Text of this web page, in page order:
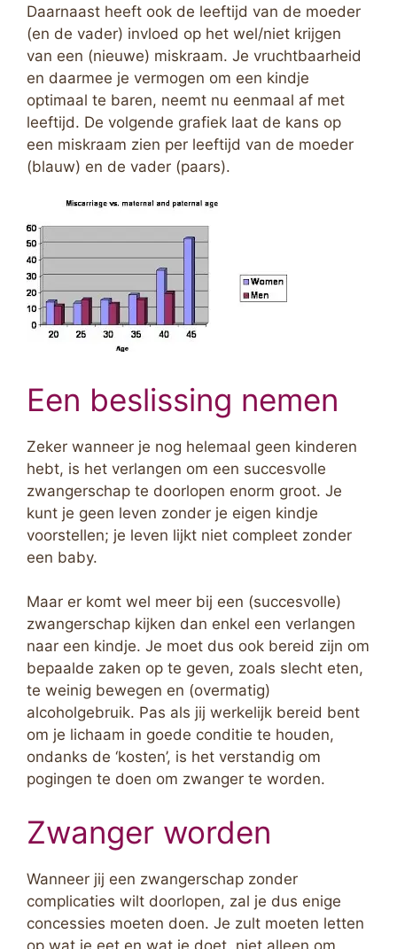
Daarnaast heeft ook de leeftijd van de moeder
(en de vader) invloed op het wel/niet krijgen
van een (nieuwe) miskraam. Je vruchtbaarheid
en daarmee je vermogen om een kindje
optimaal te baren, neemt nu eenmaal af met
leeftijd. De volgende grafiek laat de kans op
een miskraam zien per leeftijd van de moeder
(blauw) en de vader (paars).
Een beslissing nemen
Zeker wanneer je nog helemaal geen kinderen
hebt, is het verlangen om een succesvolle
zwangerschap te doorlopen enorm groot. Je
kunt je geen leven zonder je eigen kindje
voorstellen; je leven lijkt niet compleet zonder
een baby.
Maar er komt wel meer bij een (succesvolle)
zwangerschap kijken dan enkel een verlangen
naar een kindje. Je moet dus ook bereid zijn om
bepaalde zaken op te geven, zoals slecht eten,
te weinig bewegen en (overmatig)
alcoholgebruik. Pas als jij werkelijk bereid bent
om je lichaam in goede conditie te houden,
ondanks de ‘kosten’, is het verstandig om
pogingen te doen om zwanger te worden.
Zwanger worden
Wanneer jij een zwangerschap zonder
complicaties wilt doorlopen, zal je dus enige
concessies moeten doen. Je zult moeten letten
op wat je eet en wat je doet, niet alleen om